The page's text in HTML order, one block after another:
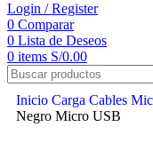
Login / Register
0 Comparar
0 Lista de Deseos
0 items S/0.00
Inicio Carga Cables
Negro Micro USB